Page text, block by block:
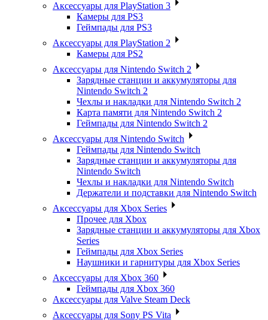
Аксессуары для PlayStation 3
Камеры для PS3
Геймпады для PS3
Аксессуары для PlayStation 2
Камеры для PS2
Аксессуары для Nintendo Switch 2
Зарядные станции и аккумуляторы для
Nintendo Switch 2
Чехлы и накладки для Nintendo Switch 2
Карта памяти для Nintendo Switch 2
Геймпады для Nintendo Switch 2
Аксессуары для Nintendo Switch
Геймпады для Nintendo Switch
Зарядные станции и аккумуляторы для
Nintendo Switch
Чехлы и накладки для Nintendo Switch
Держатели и подставки для Nintendo Switch
Аксессуары для Xbox Series
Прочее для Xbox
Зарядные станции и аккумуляторы для Xbox
Series
Геймпады для Xbox Series
Наушники и гарнитуры для Xbox Series
Аксессуары для Xbox 360
Геймпады для Xbox 360
Аксессуары для Valve Steam Deck
Аксессуары для Sony PS Vita